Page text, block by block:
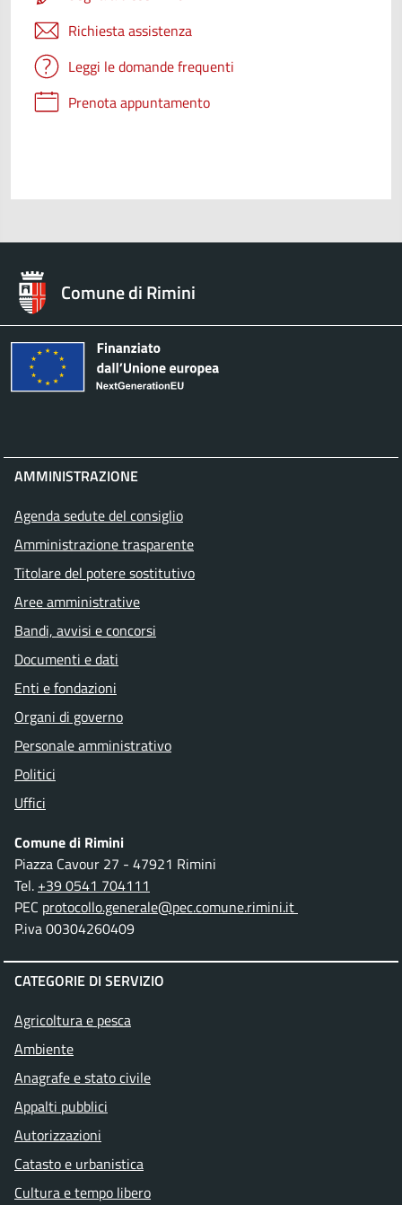
Richiesta assistenza
Leggi le domande frequenti
Prenota appuntamento
Comune di Rimini
AMMINISTRAZIONE
Agenda sedute del consiglio
Amministrazione trasparente
Titolare del potere sostitutivo
Aree amministrative
Bandi, avvisi e concorsi
Documenti e dati
Enti e fondazioni
Organi di governo
Personale amministrativo
Politici
Uffici
Comune di Rimini
Piazza Cavour 27 - 47921 Rimini
Tel. +39 0541 704111
PEC protocollo.generale@pec.comune.rimini.it
P.iva 00304260409
CATEGORIE DI SERVIZIO
Agricoltura e pesca
Ambiente
Anagrafe e stato civile
Appalti pubblici
Autorizzazioni
Catasto e urbanistica
Cultura e tempo libero